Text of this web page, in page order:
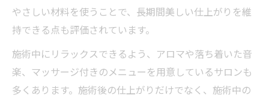
を探す
完全予約制プライベートサロンの魅力を徹
底解説
自分だけの特別なリラックスタイムをつく
るコツ
やさしい材料を使うことで、長期間美しい仕上がりを維
持できる点も評価されています。
施術中にリラックスできるよう、アロマや落ち着いた音
楽、マッサージ付きのメニューを用意しているサロンも
多くあります。施術後の仕上がりだけでなく、施術中の